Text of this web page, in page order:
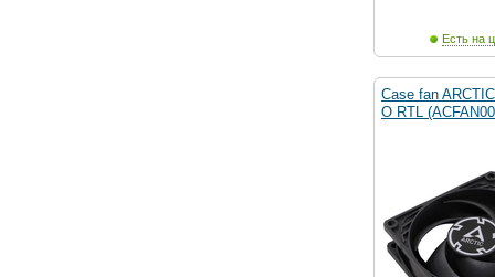
Есть на
Case fan
O RTL